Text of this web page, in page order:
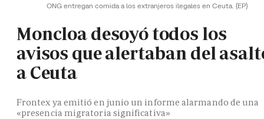
ONG entregan comida a los extranjeros ilegales en Ceuta. (EP)
Moncloa desoyó todos los
avisos que alertaban del
a Ceuta
Frontex ya emitió en junio un informe alarmando de una
«presencia migratoria significativa»